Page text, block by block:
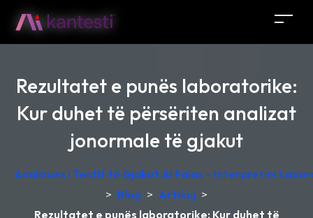
Rezultatet e punës laboratorike:
Kur duhet të përsëriten analizat
jonormale të gjakut
Analizues i Testit të Gjakut AI Falas – Interpretim
> Blog > Artikuj >
Rezultatet e punës laboratorike: Kur duhet të